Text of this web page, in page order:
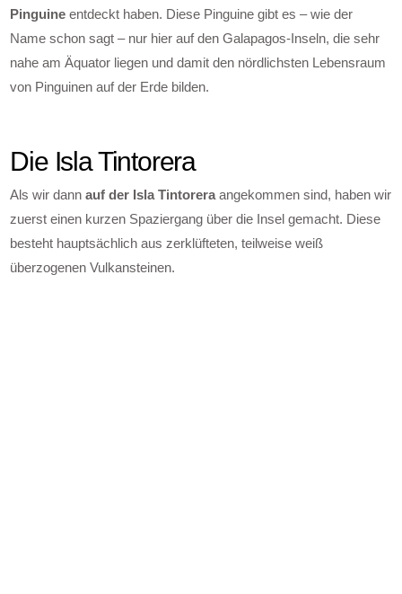
Pinguine entdeckt haben. Diese Pinguine gibt es – wie der
Name schon sagt – nur hier auf den Galapagos-Inseln, die sehr
nahe am Äquator liegen und damit den nördlichsten Lebensraum
von Pinguinen auf der Erde bilden.
Die Isla Tintorera
Als wir dannauf der Isla Tintorera angekommen sind, haben wir
zuerst einen kurzen Spaziergang über die Insel gemacht. Diese
besteht hauptsächlich aus zerklüfteten, teilweise weiß
überzogenen Vulkansteinen.